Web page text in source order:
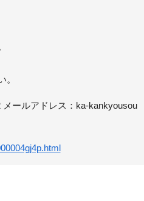
ールアドレス：ka-kankyousou